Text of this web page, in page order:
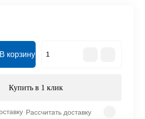
В корзину
Купить в 1 клик
Рассчитать доставку